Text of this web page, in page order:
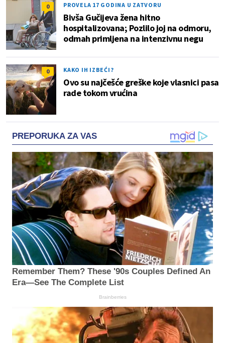
0 PROVELA 17 GODINA U ZATVORU
Bivša Gučijeva žena hitno
hospitalizovana; Pozlilo joj na odmoru,
odmah primljena na intenzivnu negu
0 KAKO IH IZBEĆI?
Ovo su najčešće greške koje vlasnici pasa
rade tokom vrućina
PREPORUKA ZA VAS
Remember Them? These '90s Couples Defined An
Era—See The Complete List
Brainberries